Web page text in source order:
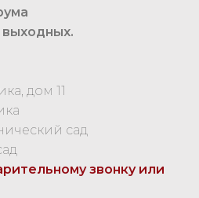
выходных.
дом 11
сад
звонку или